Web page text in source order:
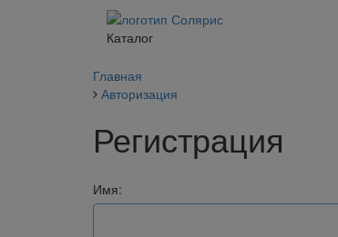
Каталог
Главная
Авторизация
Регистрация
Имя: